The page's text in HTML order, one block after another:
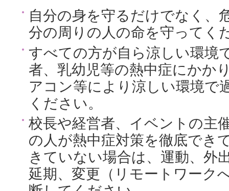
自分の身を守るだけでなく、
分の周りの人の命を守ってく
すべての方が自ら涼しい環境
者、乳幼児等の熱中症にかか
アコン等により涼しい環境で
ください。
校長や経営者、イベントの主
の人が熱中症対策を徹底でき
きていない場合は、運動、外
延期、変更（リモートワーク